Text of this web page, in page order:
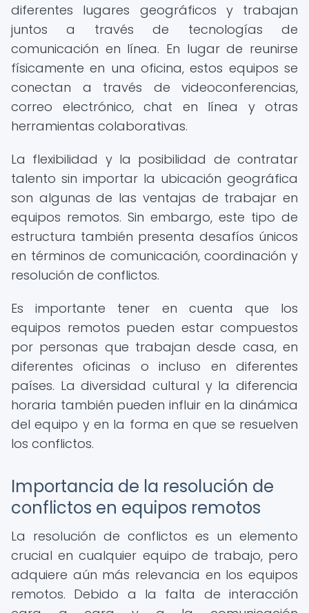
diferentes lugares geográficos y trabajan
juntos a través de tecnologías de
comunicación en línea. En lugar de reunirse
físicamente en una oficina, estos equipos se
conectan a través de videoconferencias,
correo electrónico, chat en línea y otras
herramientas colaborativas.
La flexibilidad y la posibilidad de contratar
talento sin importar la ubicación geográfica
son algunas de las ventajas de trabajar en
equipos remotos. Sin embargo, este tipo de
estructura también presenta desafíos únicos
en términos de comunicación, coordinación y
resolución de conflictos.
Es importante tener en cuenta que los
equipos remotos pueden estar compuestos
por personas que trabajan desde casa, en
diferentes oficinas o incluso en diferentes
países. La diversidad cultural y la diferencia
horaria también pueden influir en la dinámica
del equipo y en la forma en que se resuelven
los conflictos.
Importancia de la resolución de
conflictos en equipos remotos
La resolución de conflictos es un elemento
crucial en cualquier equipo de trabajo, pero
adquiere aún más relevancia en los equipos
remotos. Debido a la falta de interacción